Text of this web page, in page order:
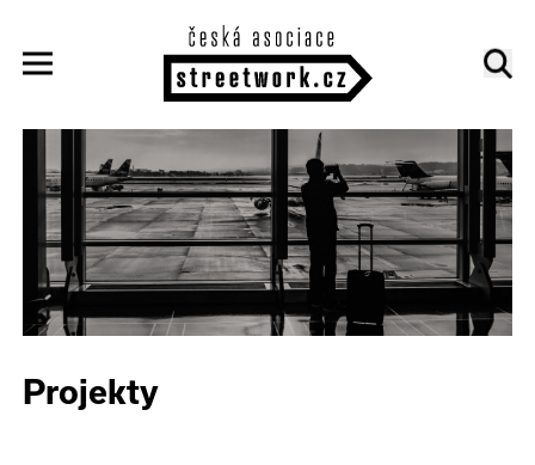
Projekty